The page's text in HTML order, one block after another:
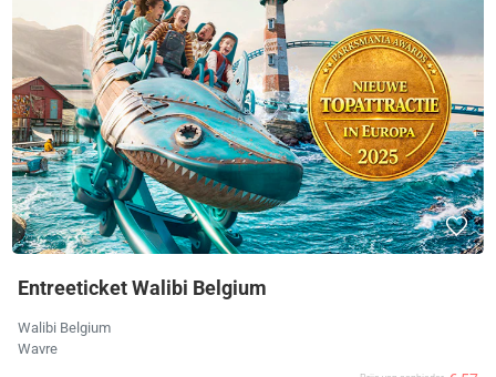
Entreeticket Walibi Belgium
Walibi Belgium
Wavre